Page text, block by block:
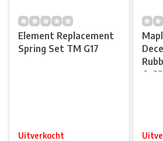
Element Replacement
Spring Set TM G17
Uitverkocht
&